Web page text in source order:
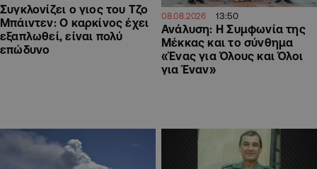
Συγκλονίζει ο γιος του Τζο
Μπάιντεν: Ο καρκίνος έχει
εξαπλωθεί, είναι πολύ
επώδυνο
08.08.2026 13:50
Ανάλυση: Η Συμφωνία της
Μέκκας και το σύνθημα
«Ένας για Όλους και Όλοι
για Έναν»